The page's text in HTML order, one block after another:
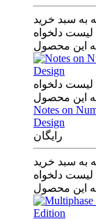
به سبد خرید
لیست دلخواه
این محصول
لیست دلخواه
این محصول
Notes on
Design
رایگان
به سبد خرید
لیست دلخواه
این محصول